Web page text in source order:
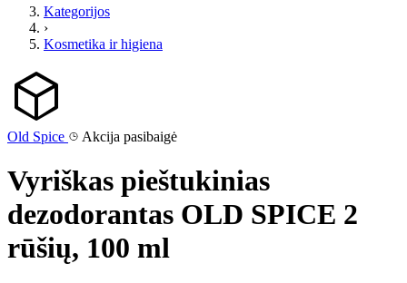
Kategorijos
›
Kosmetika ir higiena
Old Spice Akcija pasibaigė
Vyriškas pieštukinias
dezodorantas OLD SPICE 2
rūšių, 100 ml